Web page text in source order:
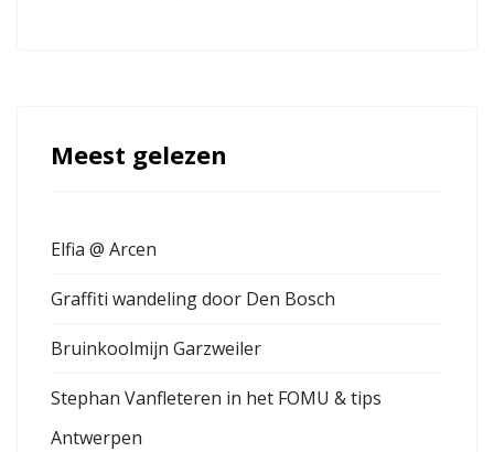
Meest gelezen
Elfia @ Arcen
Graffiti wandeling door Den Bosch
Bruinkoolmijn Garzweiler
Stephan Vanfleteren in het FOMU & tips
Antwerpen